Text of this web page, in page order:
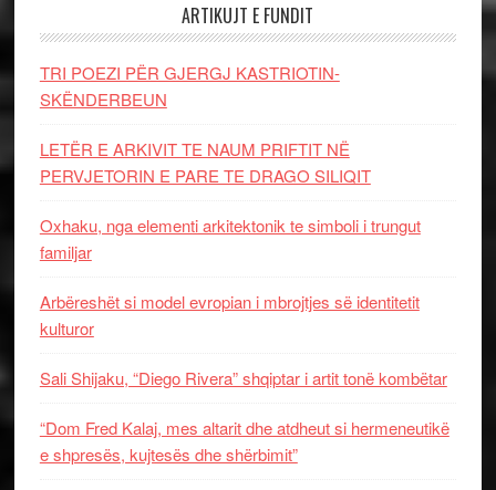
ARTIKUJT E FUNDIT
TRI POEZI PËR GJERGJ KASTRIOTIN-
SKËNDERBEUN
LETËR E ARKIVIT TE NAUM PRIFTIT NË
PERVJETORIN E PARE TE DRAGO SILIQIT
Oxhaku, nga elementi arkitektonik te simboli i trungut
familjar
Arbëreshët si model evropian i mbrojtjes së identitetit
kulturor
Sali Shijaku, “Diego Rivera” shqiptar i artit tonë kombëtar
“Dom Fred Kalaj, mes altarit dhe atdheut si hermeneutikë
e shpresës, kujtesës dhe shërbimit”